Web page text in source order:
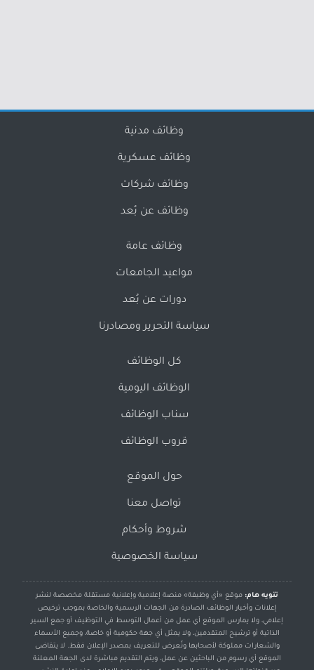
وظائف مدنية
وظائف عسكرية
وظائف شركات
وظائف عن بُعد
وظائف عامة
مواعيد الجامعات
دورات عن بُعد
سياسة التحرير ومصادرنا
كل الوظائف
الوظائف اليومية
سناب الوظائف
قروب الوظائف
حول الموقع
تواصل معنا
شروط وأحكام
سياسة الخصوصية
تنويه هام: موقع «أي وظيفة» منصة إعلامية وإعلانية مستقلة مخصصة لنشر
إعلانات وأخبار الوظائف الصادرة من الجهات الرسمية والخاصة بموجب ترخيص
إعلامي، ولا يمارس الموقع أي عمل من أعمال التوسط في التوظيف أو جمع السير
الذاتية أو ترشيح المتقدمين، ولا يمثل أي جهة حكومية أو خاصة، وجميع الأسماء
والشعارات مملوكة لأصحابها وتُعرض للتعريف بمصدر الإعلان فقط. لا يتقاضى
الموقع أي رسوم من الباحثين عن عمل، ويتم التقديم مباشرة لدى الجهة المعلنة